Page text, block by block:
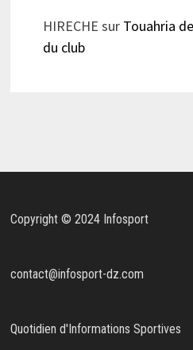
HIRECHE sur Touahria
du club
Copyright © 2024 Infosport
contact@infosport-dz.com
Quotidien d'Informations Sportives